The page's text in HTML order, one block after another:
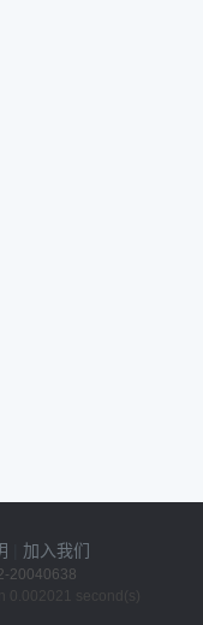
加入我们
20040638
second(s)